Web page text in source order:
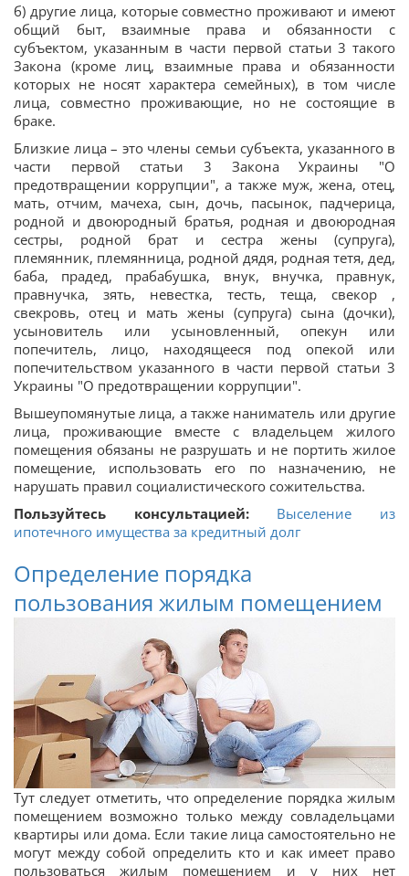
б) другие лица, которые совместно проживают и имеют
общий быт, взаимные права и обязанности с
субъектом, указанным в части первой статьи 3 такого
Закона (кроме лиц, взаимные права и обязанности
которых не носят характера семейных), в том числе
лица, совместно проживающие, но не состоящие в
браке.
Близкие лица – это члены семьи субъекта, указанного в
части первой статьи 3 Закона Украины "О
предотвращении коррупции", а также муж, жена, отец,
мать, отчим, мачеха, сын, дочь, пасынок, падчерица,
родной и двоюродный братья, родная и двоюродная
сестры, родной брат и сестра жены (супруга),
племянник, племянница, родной дядя, родная тетя, дед,
баба, прадед, прабабушка, внук, внучка, правнук,
правнучка, зять, невестка, тесть, теща, свекор ,
свекровь, отец и мать жены (супруга) сына (дочки),
усыновитель или усыновленный, опекун или
попечитель, лицо, находящееся под опекой или
попечительством указанного в части первой статьи 3
Украины "О предотвращении коррупции".
Вышеупомянутые лица, а также наниматель или другие
лица, проживающие вместе с владельцем жилого
помещения обязаны не разрушать и не портить жилое
помещение, использовать его по назначению, не
нарушать правил социалистического сожительства.
Пользуйтесь консультацией:
Выселение из
ипотечного имущества за кредитный долг
Определение порядка
пользования жилым помещением
Тут следует отметить, что определение порядка жилым
помещением возможно только между совладельцами
квартиры или дома. Если такие лица самостоятельно не
могут между собой определить кто и как имеет право
пользоваться жилым помещением и у них нет